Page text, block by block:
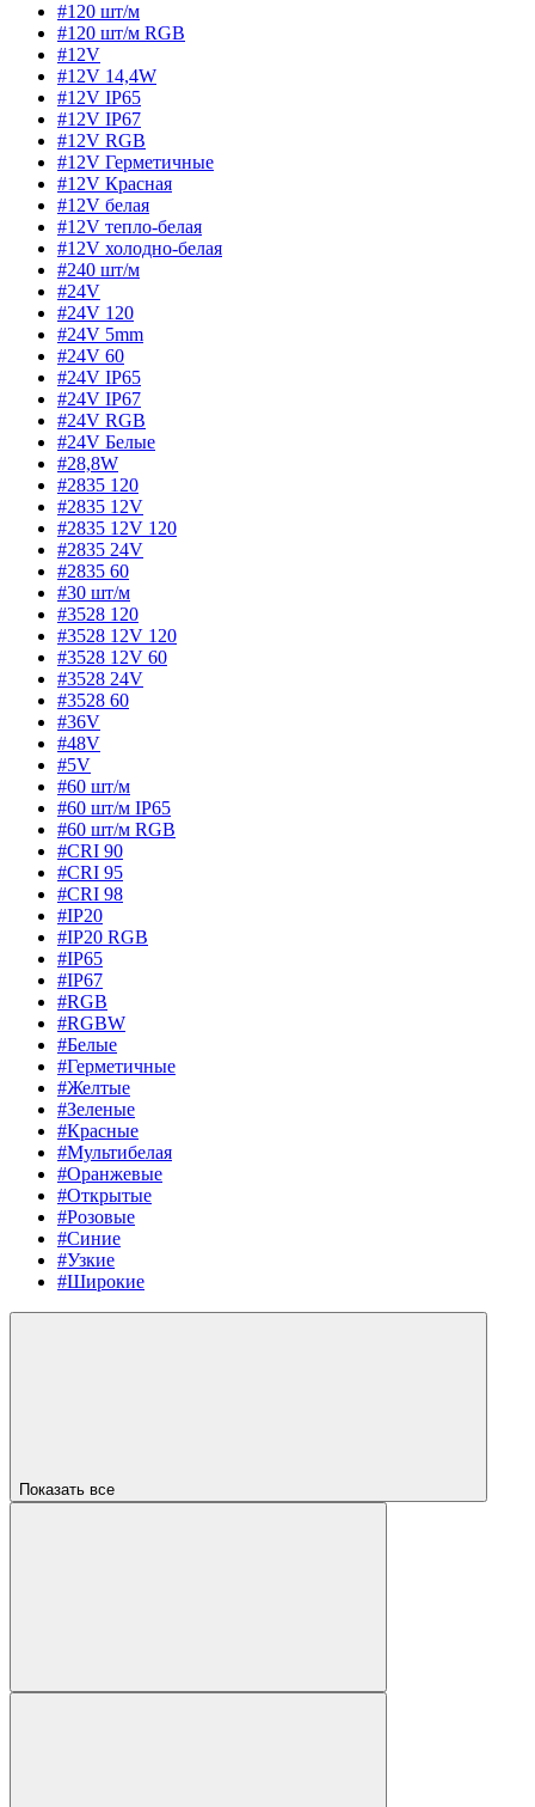
#120 шт/м
#120 шт/м RGB
#12V
#12V 14,4W
#12V IP65
#12V IP67
#12V RGB
#12V Герметичные
#12V Красная
#12V белая
#12V тепло-белая
#12V холодно-белая
#240 шт/м
#24V
#24V 120
#24V 5mm
#24V 60
#24V IP65
#24V IP67
#24V RGB
#24V Белые
#28,8W
#2835 120
#2835 12V
#2835 12V 120
#2835 24V
#2835 60
#30 шт/м
#3528 120
#3528 12V 120
#3528 12V 60
#3528 24V
#3528 60
#36V
#48V
#5V
#60 шт/м
#60 шт/м IP65
#60 шт/м RGB
#CRI 90
#CRI 95
#CRI 98
#IP20
#IP20 RGB
#IP65
#IP67
#RGB
#RGBW
#Белые
#Герметичные
#Желтые
#Зеленые
#Красные
#Мультибелая
#Оранжевые
#Открытые
#Розовые
#Синие
#Узкие
#Широкие
Показать все